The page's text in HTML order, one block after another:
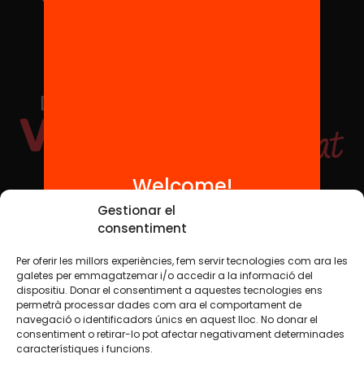
Gestionar el
consentiment
Per oferir les millors experiències, fem servir tecnologies com ara les
galetes per emmagatzemar i/o accedir a la informació del
dispositiu. Donar el consentiment a aquestes tecnologies ens
permetrà processar dades com ara el comportament de
navegació o identificadors únics en aquest lloc. No donar el
consentiment o retirar-lo pot afectar negativament determinades
característiques i funcions.
Social Media
TW YTB IG FB IN
Legal NoticeCookie Policy
Welcome!